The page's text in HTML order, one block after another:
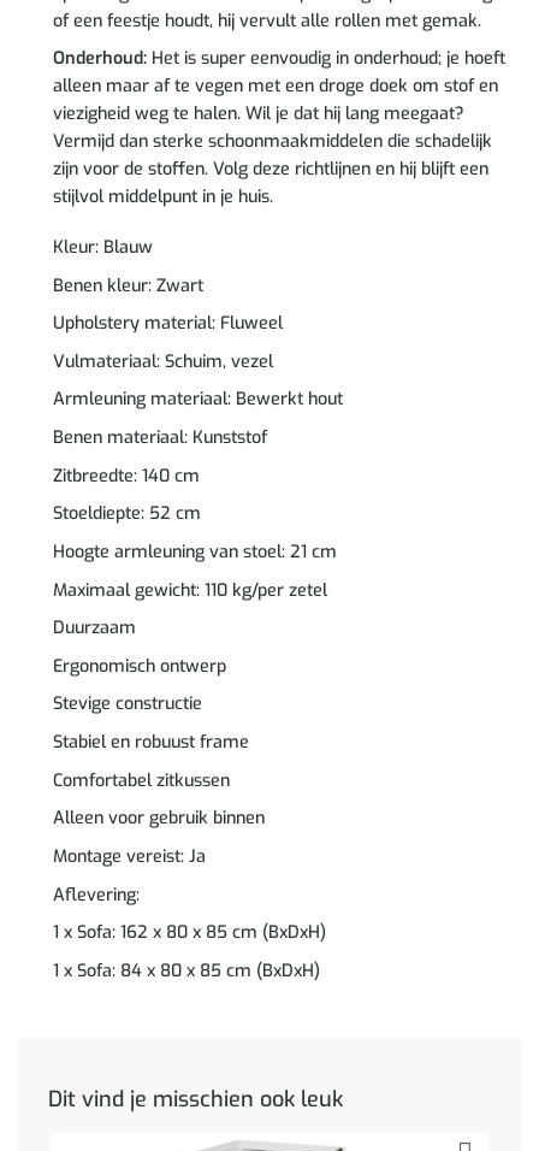
of een feestje houdt, hij vervult alle rollen met gemak.
Onderhoud:Het is super eenvoudig in onderhoud; je hoeft
alleen maar af te vegen met een droge doek om stof en
viezigheid weg te halen. Wil je dat hij lang meegaat?
Vermijd dan sterke schoonmaakmiddelen die schadelijk
zijn voor de stoffen. Volg deze richtlijnen en hij blijft een
stijlvol middelpunt in je huis.
Kleur: Blauw
Benen kleur: Zwart
Upholstery material: Fluweel
Vulmateriaal: Schuim, vezel
Armleuning materiaal: Bewerkt hout
Benen materiaal: Kunststof
Zitbreedte: 140 cm
Stoeldiepte: 52 cm
Hoogte armleuning van stoel: 21 cm
Maximaal gewicht: 110 kg/per zetel
Duurzaam
Ergonomisch ontwerp
Stevige constructie
Stabiel en robuust frame
Comfortabel zitkussen
Alleen voor gebruik binnen
Montage vereist: Ja
Aflevering:
1 x Sofa: 162 x 80 x 85 cm (BxDxH)
1 x Sofa: 84 x 80 x 85 cm (BxDxH)
Dit vind je misschien ook leuk